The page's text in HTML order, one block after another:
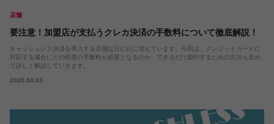
店舗
要注意！加盟店が支払うクレカ決済の手数料について徹底解説！
キャッシュレス決済を導入する店舗は日に日に増えています。今回は、クレジットカードに
対応する場合にどの程度の手数料が必要となるのか、できるだけ節約するための方法も含め
て詳しく解説していきます。
2020.04.03